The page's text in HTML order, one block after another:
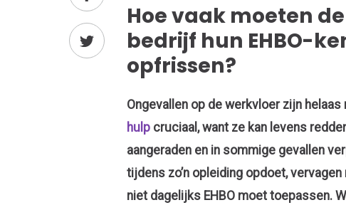
Hoe vaak moeten
bedrijf hun EHBO-
opfrissen?
Ongevallen op de werkvloer zijn
hulp cruciaal, want ze kan levens
aangeraden en in sommige gevallen
tijdens zo’n opleiding opdoet, vervagen
niet dagelijks EHBO moet toepassen.